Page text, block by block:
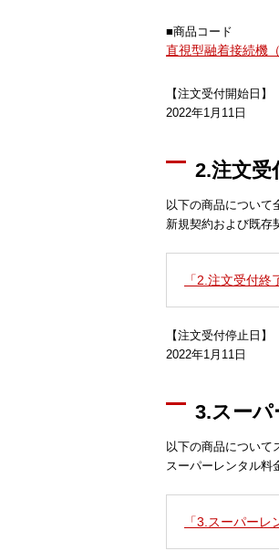
■商品コード
直視型融着接続機
【注文受付開始日】
2022年1月11日
2.注文受
以下の商品について
新規契約および既存
「2.注文受付
【注文受付停止日】
2022年1月11日
3.スーパ
以下の商品について
スーパーレンタル料
「3.スーパー